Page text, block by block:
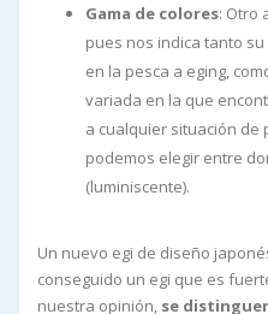
Gama de colores: Otro
pues nos indica tanto
en la pesca a eging,
variada en la que
a cualquier situación de
podemos elegir entre
(luminiscente).
Un nuevo egi de diseño
conseguido un egi que es
nuestra opinión, se